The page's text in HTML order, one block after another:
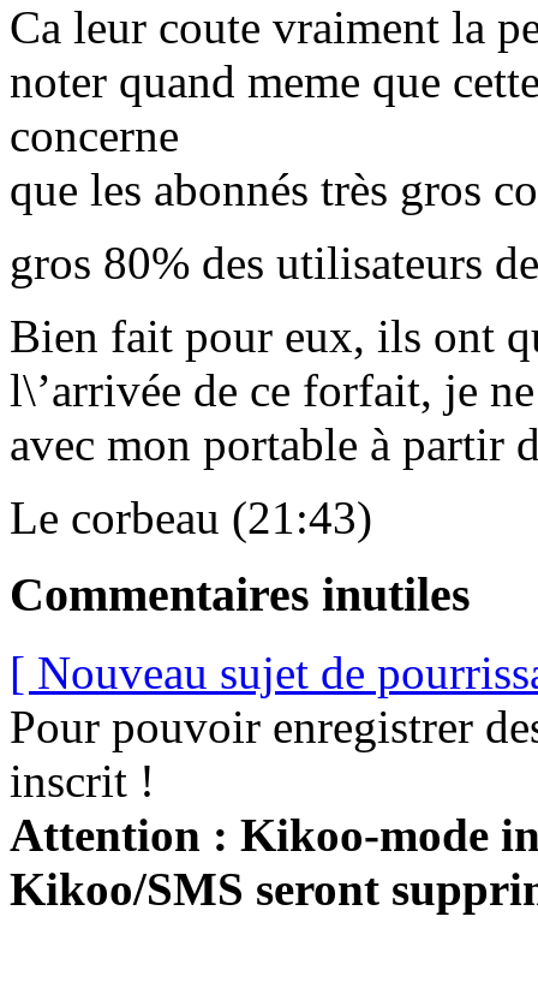
Ca leur coute vraiment la
noter quand meme que
concerne
que les abonnés très gros
gros 80% des utilisateurs
Bien fait pour eux, ils ont
l\’arrivée de ce forfait, je
avec mon portable à partir
Le corbeau (21:43)
Commentaires inutiles
[ Nouveau sujet de
Pour pouvoir enregistrer
inscrit !
Attention : Kikoo-mode
Kikoo/SMS seront